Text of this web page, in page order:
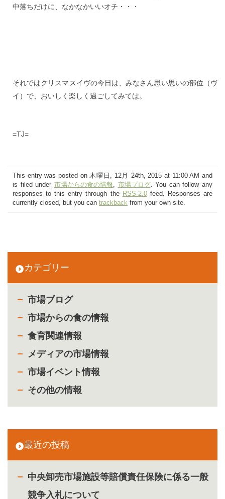
カテゴリー
市場ブログ
市場からの食の情報
食育関連情報
メディアの市場情報
市場イベント情報
その他の情報
最近の投稿
中央卸売市場施設等賠償責任保険に係る一般
競争入札について
中落ちだけに、なかなかいいオチ・・・
それではクリスマスイヴの今日は、みなさん思い思いの部位（ヴ
イ）で、おいしく楽しく過ごしてみては。
=TJ=
This entry was posted on 木曜日, 12月 24th, 2015 at 11:00 AM and
is filed under 市場からの食の情報 市場ブログ. You can follow any
responses to this entry through the RSS 2.0feed. Responses are
currently closed, but you can trackback from your own site.